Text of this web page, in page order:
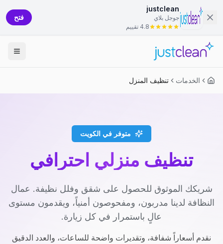
justclean
جوجل بلاي
4.8 تقييم
فتح
الخدمات تنظيف المنزل
متوفر في الكويت
تنظيف منزلي احترافي
شريكك الموثوق للحصول على شقق وفلل نظيفة. عمال
النظافة لدينا مدربون، ومفحوصون أمنياً، ويقدمون مستوى
عالٍ باستمرار في كل زيارة.
نقدم أسعاراً شفافة، وتقديرات واضحة للساعات، والعدد الدقيق